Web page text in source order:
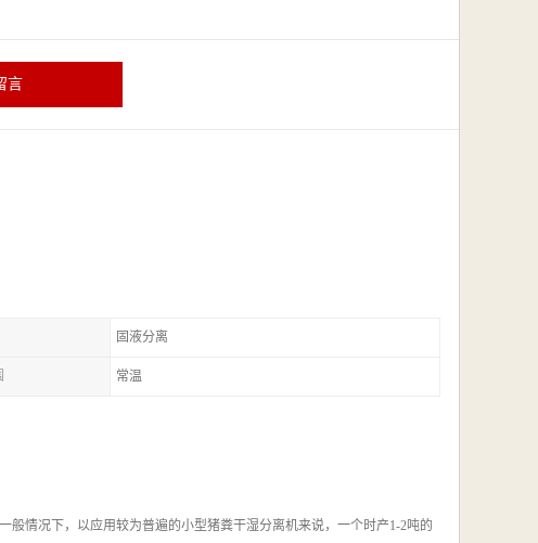
言
固液分离
常温
情况下，以应用较为普遍的小型猪粪干湿分离机来说，一个时产1-2吨的